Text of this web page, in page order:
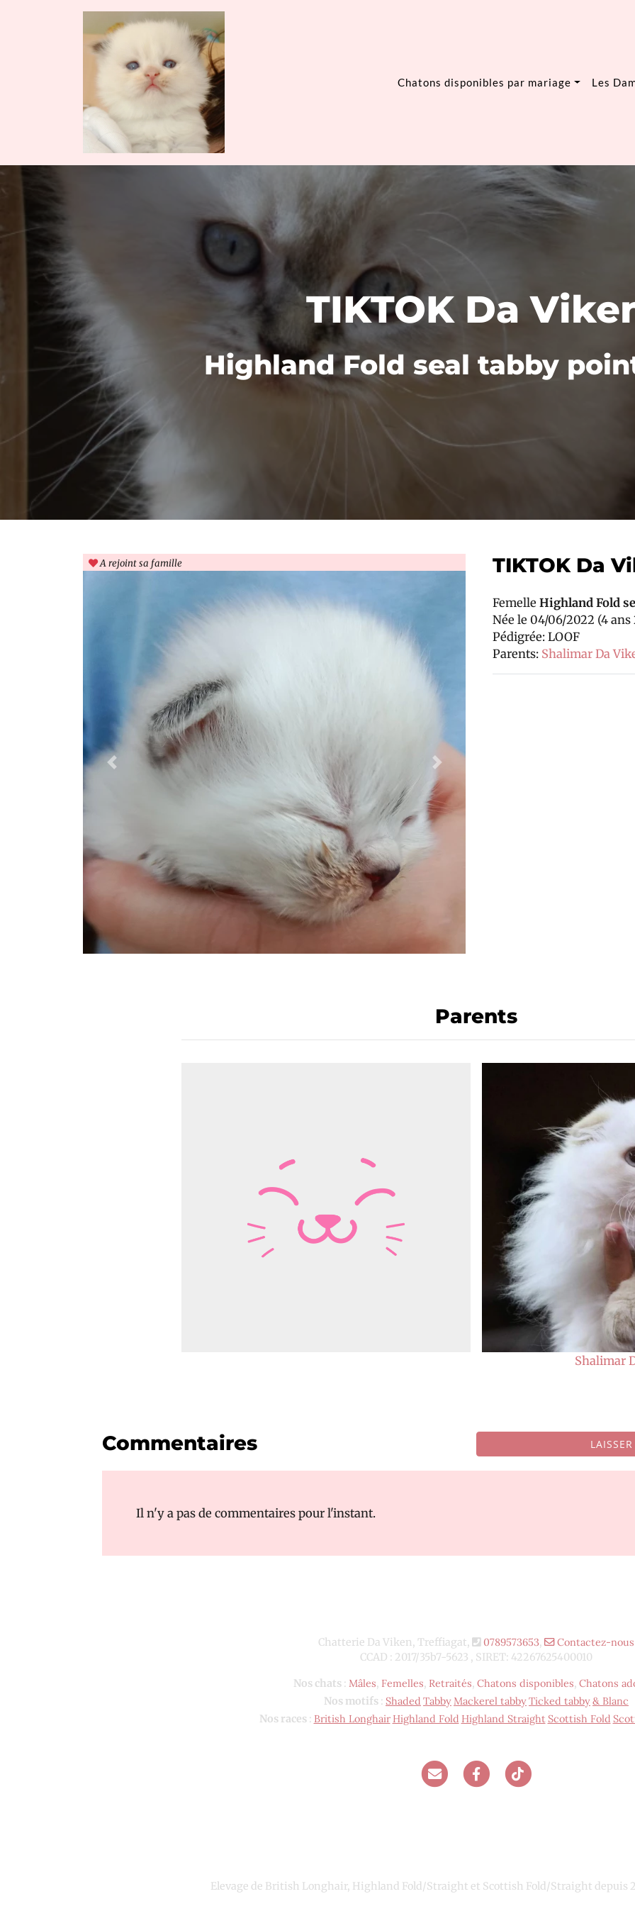
Chatons disponibles par mariage Les
TIKTOK Da
Highland Fold seal tabby
A rejoint sa famille
Previous Next
TIKTOK Da
Femelle Highland Fold
Née le 04/06/2022 (4 ans
Pédigrée: LOOF
Parents: Shalimar Da
Parents
Shalimar
Commentaires
Il n'y a pas de commentaires pour l'instant.
Chatterie Da Viken, Treffiagat, 0789573653,
Contactez-nous
CCAD : 2017/35b7-5623 , SIRET: 42267625400010
Nos chats: Mâles, Femelles, Retraités, Chatons disponibles, Chatons
Nos motifs : Shaded TabbyMackerel tabbyTicked tabby& Blanc
Nos races: British Longhair Highland Fold Highland Straight Scottish Fold
Elevage de British Longhair, Highland Fold/Straight et Scottish Fold/Straight depuis